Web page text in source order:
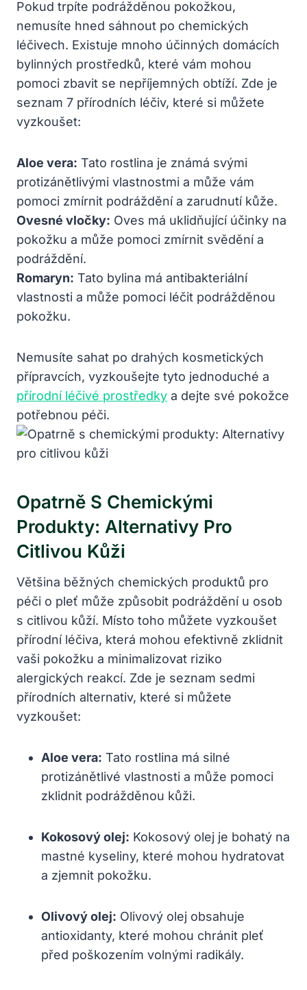
Pokud trpíte podrážděnou pokožkou,
nemusíte hned sáhnout po chemických
léčivech. Existuje mnoho účinných domácích
bylinných prostředků, které vám mohou
pomoci zbavit se nepříjemných obtíží. Zde je
seznam 7 přírodních léčiv, které si můžete
vyzkoušet:
Aloe vera: Tato rostlina je známá svými
protizánětlivými vlastnostmi a může vám
pomoci zmírnit podráždění a zarudnutí kůže.
Ovesné vločky: Oves má uklidňující účinky na
pokožku a může pomoci zmírnit svědění a
podráždění.
Romaryn: Tato bylina má antibakteriální
vlastnosti a může pomoci léčit podrážděnou
pokožku.
Nemusíte sahat po drahých kosmetických
přípravcích, vyzkoušejte tyto jednoduché a
přírodní léčivé prostředky a dejte své pokožce
potřebnou péči.
Opatrně S Chemickými
Produkty: Alternativy Pro
Citlivou Kůži
Většina běžných chemických produktů pro
péči o pleť může způsobit podráždění u osob
s citlivou kůží. Místo toho můžete vyzkoušet
přírodní léčiva, která mohou efektivně zklidnit
vaši pokožku a minimalizovat riziko
alergických reakcí. Zde je seznam sedmi
přírodních alternativ, které si můžete
vyzkoušet:
Aloe vera: Tato rostlina má silné
protizánětlivé vlastnosti a může pomoci
zklidnit podrážděnou kůži.
Kokosový olej: Kokosový olej je bohatý na
mastné kyseliny, které mohou hydratovat
a zjemnit pokožku.
Olivový olej: Olivový olej obsahuje
antioxidanty, které mohou chránit pleť
před poškozením volnými radikály.